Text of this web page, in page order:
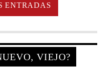
ENTRADAS
VIEJO?